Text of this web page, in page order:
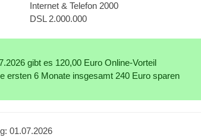
Internet & Telefon 2000
DSL 2.000.000
gibt es 120,00 Euro Online-Vorteil
ersten 6 Monate insgesamt 240 Euro sparen
01.07.2026